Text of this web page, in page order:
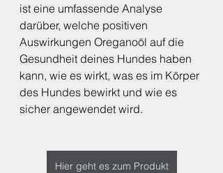
ist eine umfassende Analyse
darüber, welche positiven
Auswirkungen Oreganoöl auf die
Gesundheit deines Hundes haben
kann, wie es wirkt, was es im Körper
des Hundes bewirkt und wie es
sicher angewendet wird.
Hier geht es zum Produkt